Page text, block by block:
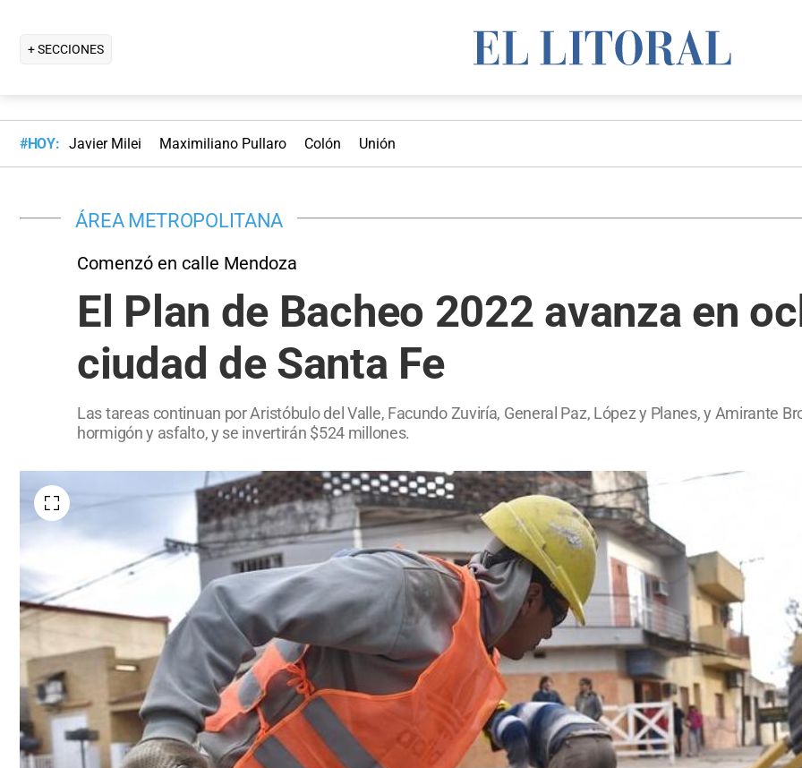
+ SECCIONES
#HOY: Javier Milei Maximiliano Pullaro Colón Unión
ÁREA METROPOLITANA
Comenzó en calle Mendoza
El Plan de Bacheo 2022 avanza en
ciudad de Santa Fe
Las tareas continuan por Aristóbulo del Valle, Facundo Zuviría, General Paz, López y Planes, y Amirante
hormigón y asfalto, y se invertirán $524 millones.